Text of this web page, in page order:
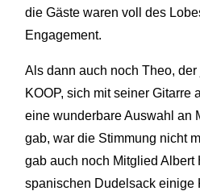
die Gäste waren voll des
Engagement.
Als dann auch noch Theo,
KOOP, sich mit seiner Gitarre
eine wunderbare Auswahl an
gab, war die Stimmung nicht
gab auch noch Mitglied Albert
spanischen Dudelsack einige